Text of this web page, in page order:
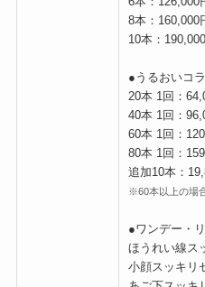
8本：160,000
10本：
●うるおいコ
20本 1回：
40本 1回：
60本 1回：
80本 1回：
追加10本：
※60本以上の場
●ワンデー・
ほうれい線ス
小顔スッキリ